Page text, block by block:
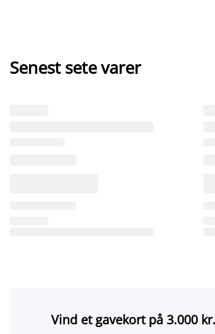
Senest sete varer
Vind et gavekort på 3.000